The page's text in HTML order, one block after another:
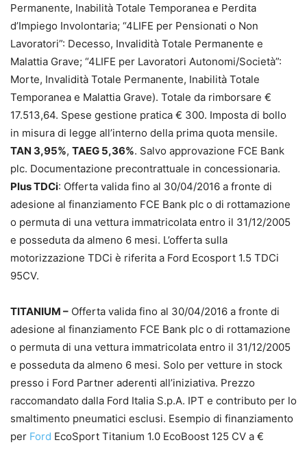
Permanente, Inabilità Totale Temporanea e Perdita
d’Impiego Involontaria; “4LIFE per Pensionati o Non
Lavoratori”: Decesso, Invalidità Totale Permanente e
Malattia Grave; “4LIFE per Lavoratori Autonomi/Società”:
Morte, Invalidità Totale Permanente, Inabilità Totale
Temporanea e Malattia Grave). Totale da rimborsare €
17.513,64. Spese gestione pratica € 300. Imposta di bollo
in misura di legge all’interno della prima quota mensile.
TAN 3,95%, TAEG 5,36%. Salvo approvazione FCE Bank
plc. Documentazione precontrattuale in concessionaria.
Plus TDCi: Offerta valida fino al 30/04/2016 a fronte di
adesione al finanziamento FCE Bank plc o di rottamazione
o permuta di una vettura immatricolata entro il 31/12/2005
e posseduta da almeno 6 mesi. L’offerta sulla
motorizzazione TDCi è riferita a Ford Ecosport 1.5 TDCi
95CV.
TITANIUM – Offerta valida fino al 30/04/2016 a fronte di
adesione al finanziamento FCE Bank plc o di rottamazione
o permuta di una vettura immatricolata entro il 31/12/2005
e posseduta da almeno 6 mesi. Solo per vetture in stock
presso i Ford Partner aderenti all’iniziativa. Prezzo
raccomandato dalla Ford Italia S.p.A. IPT e contributo per lo
smaltimento pneumatici esclusi. Esempio di finanziamento
per Ford EcoSport Titanium 1.0 EcoBoost 125 CV a €